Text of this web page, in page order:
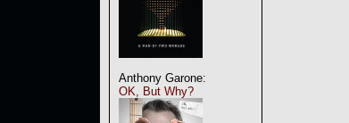
Anthony Garone:
OK, But Why?